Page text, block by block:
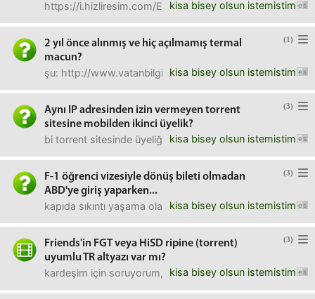
kisa bisey olsun istemistim
https://i.hizliresim.com/Ey5qpz.jpgbu görselde 23 kg a
(1)
2 yıl önce alınmış ve hiç açılmamış termal
macun?
kisa bisey olsun istemistim
şu: http://www.vatanbilgisayar.com/cooler-master-ic-
(3)
Aynı IP adresinden izin vermeyen torrent
sitesine mobilden ikinci üyelik?
kisa bisey olsun istemistim
bi torrent sitesinde üyeliğim var. aynı evden birden fazla
(3)
F-1 öğrenci vizesiyle dönüş bileti olmadan
ABD'ye giriş yaparken...
kisa bisey olsun istemistim
kapıda sıkıntı yaşama olasılığı var mı? verilen vize 2
(3)
Friends'in FGT veya HiSD ripine (torrent)
uyumlu TR altyazı var mı?
kisa bisey olsun istemistim
kardeşim için soruyorum, ben izleyecek